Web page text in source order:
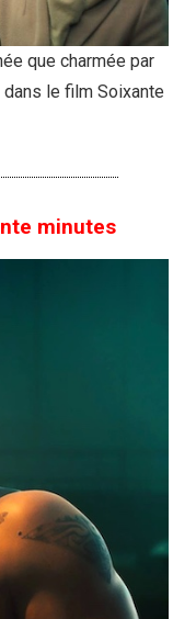
que charmée par
le film Soixante
minutes